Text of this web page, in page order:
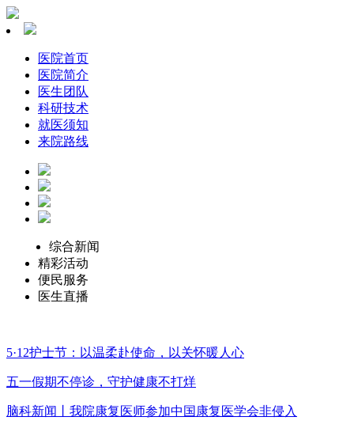
医院首页
医院简介
医生团队
科研技术
就医须知
来院路线
综合新闻
精彩活动
便民服务
医生直播
5·12护士节：以温柔赴使命，以关怀暖人心
五一假期不停诊，守护健康不打烊
脑科新闻丨我院康复医师参加中国康复医学会非侵入